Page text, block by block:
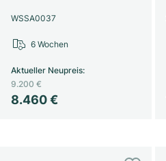
WSSA0037
8.460 €
Aktueller Neupreis:
9.200 €
6 Wochen